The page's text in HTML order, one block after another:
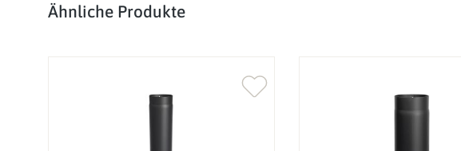
Produktgalerie überspringen
Ähnliche Produkte